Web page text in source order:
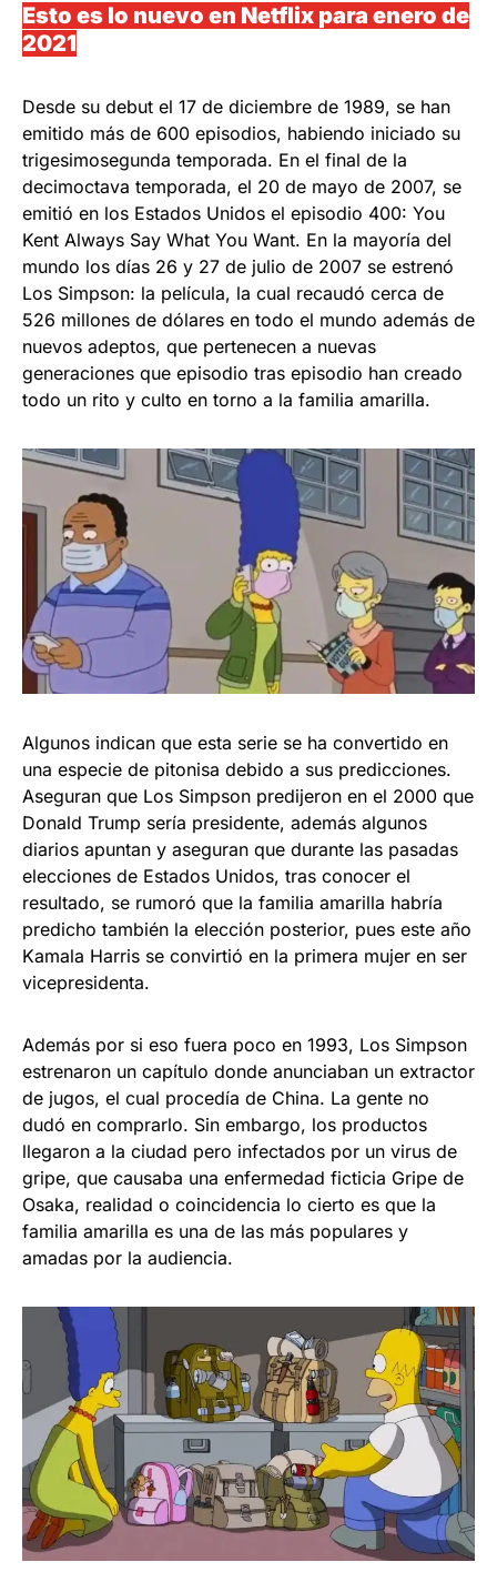
Esto es lo nuevo en Netflix para enero de
2021
Desde su debut el 17 de diciembre de 1989, se han
emitido más de 600 episodios, habiendo iniciado su
trigesimosegunda temporada. En el final de la
decimoctava temporada, el 20 de mayo de 2007, se
emitió en los Estados Unidos el episodio 400: You
Kent Always Say What You Want. En la mayoría del
mundo los días 26 y 27 de julio de 2007 se estrenó
Los Simpson: la película, la cual recaudó cerca de
526 millones de dólares en todo el mundo además de
nuevos adeptos, que pertenecen a nuevas
generaciones que episodio tras episodio han creado
todo un rito y culto en torno a la familia amarilla.
Algunos indican que esta serie se ha convertido en
una especie de pitonisa debido a sus predicciones.
Aseguran que Los Simpson predijeron en el 2000 que
Donald Trump sería presidente, además algunos
diarios apuntan y aseguran que durante las pasadas
elecciones de Estados Unidos, tras conocer el
resultado, se rumoró que la familia amarilla habría
predicho también la elección posterior, pues este año
Kamala Harris se convirtió en la primera mujer en ser
vicepresidenta.
Además por si eso fuera poco en 1993, Los Simpson
estrenaron un capítulo donde anunciaban un extractor
de jugos, el cual procedía de China. La gente no
dudó en comprarlo. Sin embargo, los productos
llegaron a la ciudad pero infectados por un virus de
gripe, que causaba una enfermedad ficticia Gripe de
Osaka, realidad o coincidencia lo cierto es que la
familia amarilla es una de las más populares y
amadas por la audiencia.